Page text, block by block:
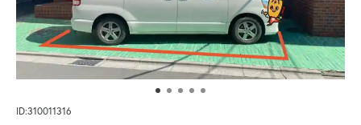
ID:310011316